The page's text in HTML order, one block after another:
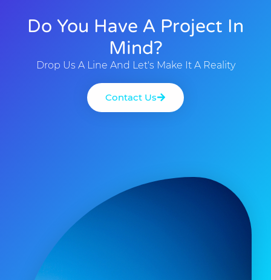
Do You Have A Project In
Mind?
Drop Us A Line And Let's Make It A Reality
Contact Us